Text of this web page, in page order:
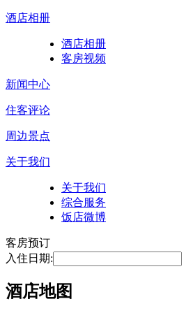
酒店相册
酒店相册
客房视频
新闻中心
住客评论
周边景点
关于我们
关于我们
综合服务
饭店微博
客房预订
入住日期:
酒店地图